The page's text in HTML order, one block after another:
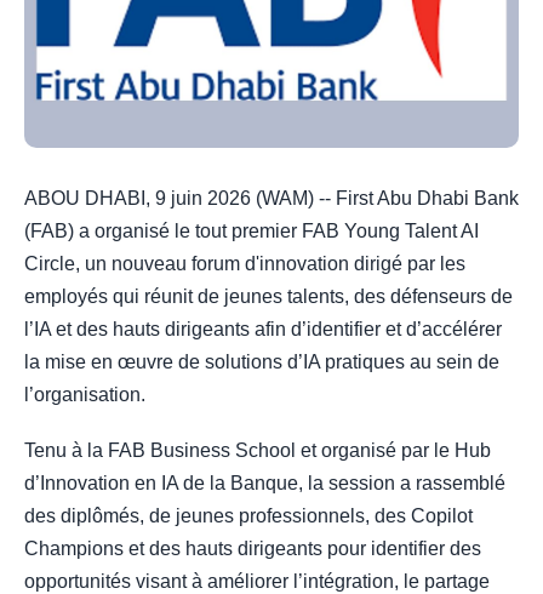
ABOU DHABI, 9 juin 2026 (WAM) -- First Abu Dhabi Bank
(FAB) a organisé le tout premier FAB Young Talent AI
Circle, un nouveau forum d'innovation dirigé par les
employés qui réunit de jeunes talents, des défenseurs de
l’IA et des hauts dirigeants afin d’identifier et d’accélérer
la mise en œuvre de solutions d’IA pratiques au sein de
l’organisation.
Tenu à la FAB Business School et organisé par le Hub
d’Innovation en IA de la Banque, la session a rassemblé
des diplômés, de jeunes professionnels, des Copilot
Champions et des hauts dirigeants pour identifier des
opportunités visant à améliorer l’intégration, le partage